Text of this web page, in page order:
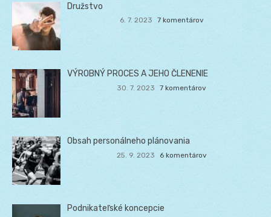
Družstvo
6. 7. 2023 7 komentárov
VÝROBNÝ PROCES A JEHO ČLENENIE
30. 7. 2023 7 komentárov
Obsah personálneho plánovania
25. 9. 2023 6 komentárov
Podnikateľské koncepcie